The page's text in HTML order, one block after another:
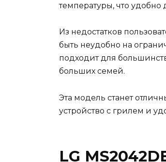
температуры, что
Из недостатков
быть неудобно на
подходит для
больших семей.
Эта модель станет
устройство с грилем и
LG